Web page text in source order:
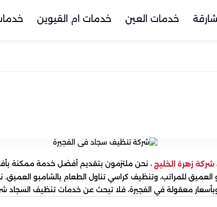
خدمات العين خدمات ام القيوين
شركة زهرة الخليج ، نحن ملتزمون بتقديم أفضل خدمة ممكنة
العميق للمراتب، وتنظيف كراسي تناول الطعام بالشامبو
معقولة في الفجيرة، فلا تبحث عن خدمات تنظيف السجاد